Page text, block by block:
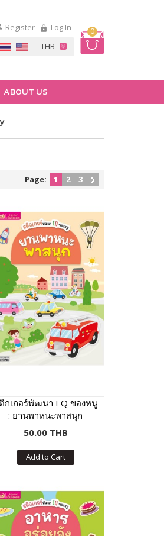
0
Register Log In
ABOUT US
Page: 1 2 3
กเกอร์พัฒนา EQ ของหนู
: ยานพาหนะพาสนุก
50.00 THB
Add to Cart